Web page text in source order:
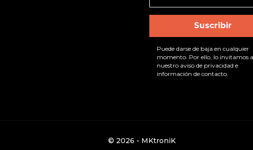
Puede darse de baja en cualquier
momento. Por ello, lo invitamos
nuestro aviso de privacidad e
información de contacto.
© 2026 - MKtroniK